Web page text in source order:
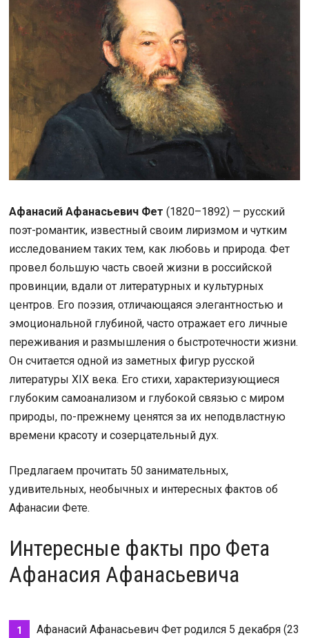
Афанасий Афанасьевич Фет (1820–1892) — русский
поэт-романтик, известный своим лиризмом и чутким
исследованием таких тем, как любовь и природа. Фет
провел большую часть своей жизни в российской
провинции, вдали от литературных и культурных
центров. Его поэзия, отличающаяся элегантностью и
эмоциональной глубиной, часто отражает его личные
переживания и размышления о быстротечности жизни.
Он считается одной из заметных фигур русской
литературы XIX века. Его стихи, характеризующиеся
глубоким самоанализом и глубокой связью с миром
природы, по-прежнему ценятся за их неподвластную
времени красоту и созерцательный дух.
Предлагаем прочитать 50 занимательных,
удивительных, необычных и интересных фактов об
Афанасии Фете.
Интересные факты про Фета
Афанасия Афанасьевича
Афанасий Афанасьевич Фет родился 5 декабря (23